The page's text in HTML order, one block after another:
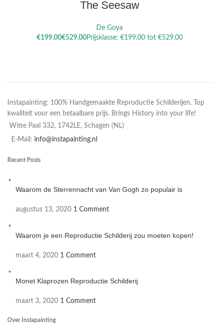
The Seesaw
De Goya
€
€
Instapainting: 100% Handgemaakte Reproductie Schilderijen. Top
kwaliteit voor een betaalbare prijs. Brings History into your life!
Witte Paal 332, 1742LE, Schagen (NL)
E-Mail: info@instapainting.nl
Recent Posts
Waarom de Sterrennacht van Van Gogh zo populair is
augustus 13, 2020 1 Comment
Waarom je een Reproductie Schilderij zou moeten kopen!
maart 4, 2020 1 Comment
Monet Klaprozen Reproductie Schilderij
maart 3, 2020 1 Comment
Over Instapainting